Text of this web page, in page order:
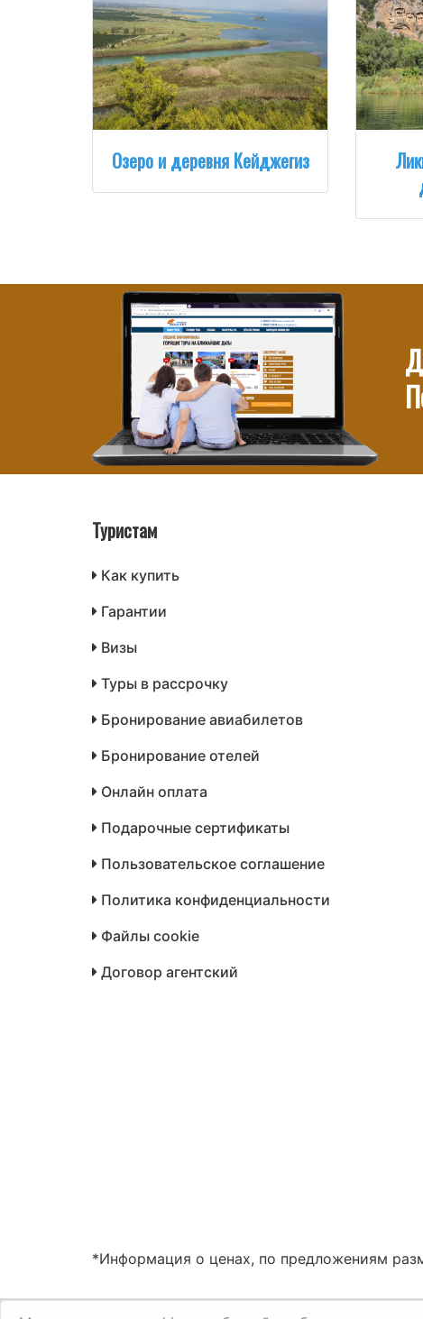
Озеро и деревня Кейджегиз
Туристам
Как купить
Гарантии
Визы
Туры в рассрочку
Бронирование авиабилетов
Бронирование отелей
Онлайн оплата
Подарочные сертификаты
Пользовательское соглашение
Политика конфиденциальности
Файлы cookie
Договор агентский
*Информация о ценах, по предложениям